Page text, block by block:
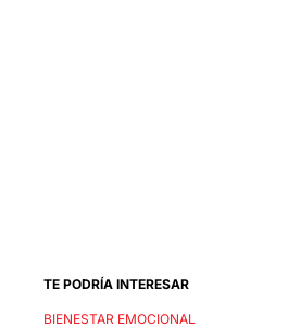
TE PODRÍA INTERESAR
BIENESTAR EMOCIONAL